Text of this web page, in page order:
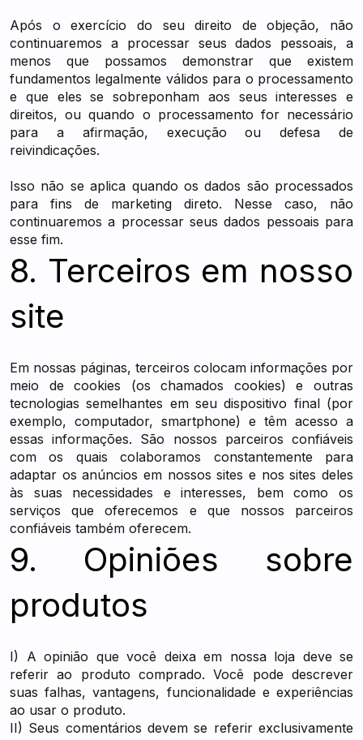
Após o exercício do seu direito de objeção, não
continuaremos a processar seus dados pessoais, a
menos que possamos demonstrar que existem
fundamentos legalmente válidos para o processamento
e que eles se sobreponham aos seus interesses e
direitos, ou quando o processamento for necessário
para a afirmação, execução ou defesa de
reivindicações.
Isso não se aplica quando os dados são processados
para fins de marketing direto. Nesse caso, não
continuaremos a processar seus dados pessoais para
esse fim.
8. Terceiros em nosso
site
Em nossas páginas, terceiros colocam informações por
meio de cookies (os chamados cookies) e outras
tecnologias semelhantes em seu dispositivo final (por
exemplo, computador, smartphone) e têm acesso a
essas informações. São nossos parceiros confiáveis
com os quais colaboramos constantemente para
adaptar os anúncios em nossos sites e nos sites deles
às suas necessidades e interesses, bem como os
serviços que oferecemos e que nossos parceiros
confiáveis também oferecem.
9. Opiniões sobre
produtos
I) A opinião que você deixa em nossa loja deve se
referir ao produto comprado. Você pode descrever
suas falhas, vantagens, funcionalidade e experiências
ao usar o produto.
II) Seus comentários devem se referir exclusivamente